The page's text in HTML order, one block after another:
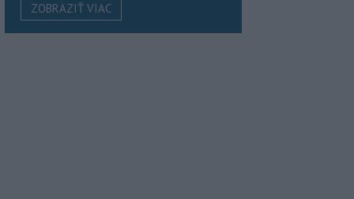
ZOBRAZIŤ VIAC